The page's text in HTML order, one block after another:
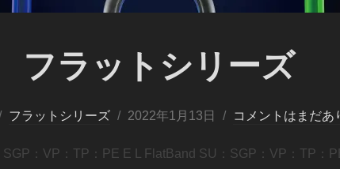
フラットシリーズ
フラットシリーズ 2022年1月13日 コメントはまだあ
：VP：TP：PE E L FlatBand SU：SGP：VP：TP：